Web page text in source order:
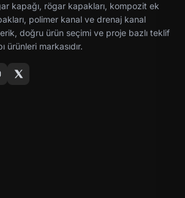
kapağı, rögar kapakları, kompozit ek
polimer kanal ve drenaj kanal
doğru ürün seçimi ve proje bazlı teklif
ürünleri markasıdır.